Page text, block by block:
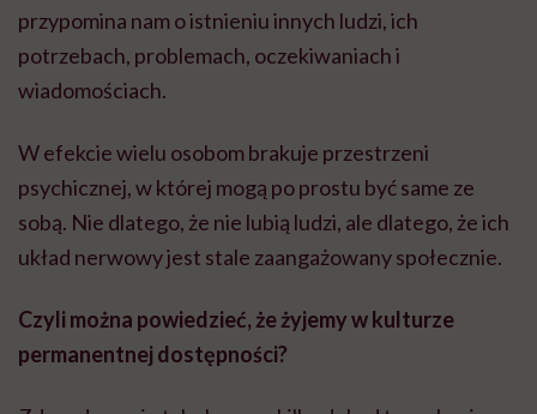
przypomina nam o istnieniu innych ludzi, ich
potrzebach, problemach, oczekiwaniach i
wiadomościach.
W efekcie wielu osobom brakuje przestrzeni
psychicznej, w której mogą po prostu być same ze
sobą. Nie dlatego, że nie lubią ludzi, ale dlatego, że ich
układ nerwowy jest stale zaangażowany społecznie.
Czyli można powiedzieć, że żyjemy w kulturze
permanentnej dostępności?